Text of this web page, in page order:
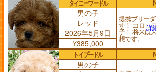
タイニープードル
男の子
提携ブリー
す！ コロコ
子！ 将来は
想です。
詳
レッド
2026年5月9日
¥385,000
トイプードル
男の子